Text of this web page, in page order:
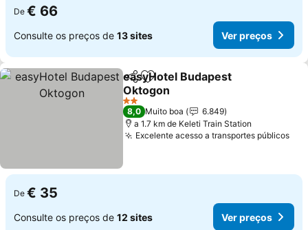
De € 66
Consulte os preços de 13 sites Ver preços
PartilharAdicionar aos favoritos
easyHotel Budapest
Oktogon
2 Estrelas
8,0 Muito boa
6.849
a 1.7 km de Keleti Train Station
Excelente acesso a transportes públicos
De € 35
Consulte os preços de 12 sites Ver preços